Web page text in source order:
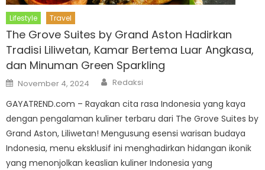
Lifestyle Travel
The Grove Suites by Grand Aston Hadirkan
Tradisi Liliwetan, Kamar Bertema Luar Angkasa,
dan Minuman Green Sparkling
Posted
on
November 4, 2024 Author
Redaksi
GAYATREND.com – Rayakan cita rasa Indonesia yang kaya
dengan pengalaman kuliner terbaru dari The Grove Suites by
Grand Aston, Liliwetan! Mengusung esensi warisan budaya
Indonesia, menu eksklusif ini menghadirkan hidangan ikonik
yang menonjolkan keaslian kuliner Indonesia yang